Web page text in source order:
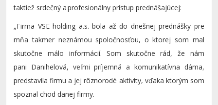
taktiež srdečný aprofesionálny prístup prednášajúcej:
„Firma VSE holding a.s. bola až do dnešnej prednášky pre
mňa takmer neznámou spoločnosťou, o ktorej som mal
skutočne málo informácií. Som skutočne rád, že nám
pani Danihelová, veľmi príjemná a komunikatívna dáma,
predstavila firmu a jej rôznorodé aktivity, vďaka ktorým som
spoznal chod danej firmy.